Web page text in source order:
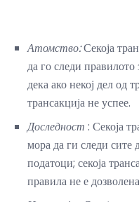
Атомство:Секоја
да го следи
дека ако некој дел од
трансакција не успее.
Доследност : Секоја
мора да ги следи сите
податоци; секоја
правила не е